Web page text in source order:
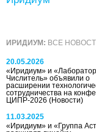
ИРИДИУМ: ВСЕ
20.05.2026
«Иридиум» и
Числитель» объявили о
расширении
сотрудничества на
ЦИПР-2026 (Новости)
11.03.2025
«Иридиум» и «Группа